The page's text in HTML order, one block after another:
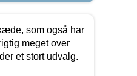
som også har
meget over
et stort udvalg.